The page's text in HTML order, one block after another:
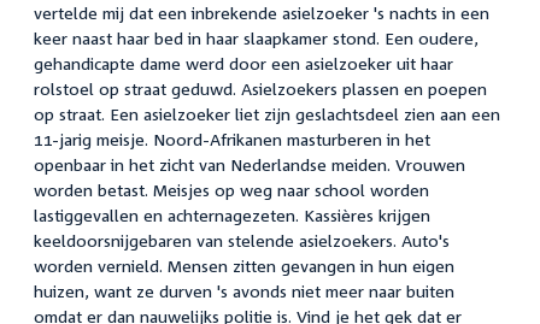
vertelde mij dat een inbrekende asielzoeker 's nachts in een
keer naast haar bed in haar slaapkamer stond. Een oudere,
gehandicapte dame werd door een asielzoeker uit haar
rolstoel op straat geduwd. Asielzoekers plassen en poepen
op straat. Een asielzoeker liet zijn geslachtsdeel zien aan een
11-jarig meisje. Noord-Afrikanen masturberen in het
openbaar in het zicht van Nederlandse meiden. Vrouwen
worden betast. Meisjes op weg naar school worden
lastiggevallen en achternagezeten. Kassières krijgen
keeldoorsnijgebaren van stelende asielzoekers. Auto's
worden vernield. Mensen zitten gevangen in hun eigen
huizen, want ze durven 's avonds niet meer naar buiten
omdat er dan nauwelijks politie is. Vind je het gek dat er